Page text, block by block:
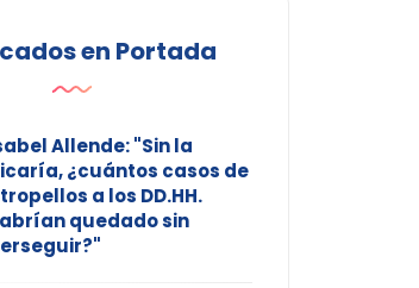
en Portada
Allende: "Sin la
¿cuántos casos de
a los DD.HH.
quedado sin